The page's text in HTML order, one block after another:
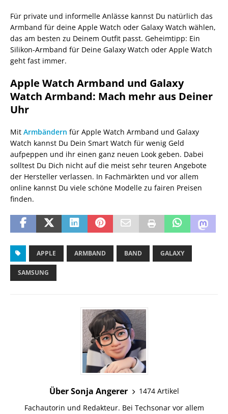
Für private und informelle Anlässe kannst Du natürlich das
Armband für deine Apple Watch oder Galaxy Watch wählen,
das am besten zu Deinem Outfit passt. Geheimtipp: Ein
Silikon-Armband für Deine Galaxy Watch oder Apple Watch
geht fast immer.
Apple Watch Armband und Galaxy
Watch Armband: Mach mehr aus Deiner
Uhr
Mit Armbändern für Apple Watch Armband und Galaxy
Watch kannst Du Dein Smart Watch für wenig Geld
aufpeppen und ihr einen ganz neuen Look geben. Dabei
solltest Du Dich nicht auf die meist sehr teuren Angebote
der Hersteller verlassen. In Fachmärkten und vor allem
online kannst Du viele schöne Modelle zu fairen Preisen
finden.
APPLE ARMBAND BAND GALAXY
SAMSUNG
Über Sonja Angerer
1474 Artikel
Fachautorin und Redakteur. Bei Techsonar vor allem